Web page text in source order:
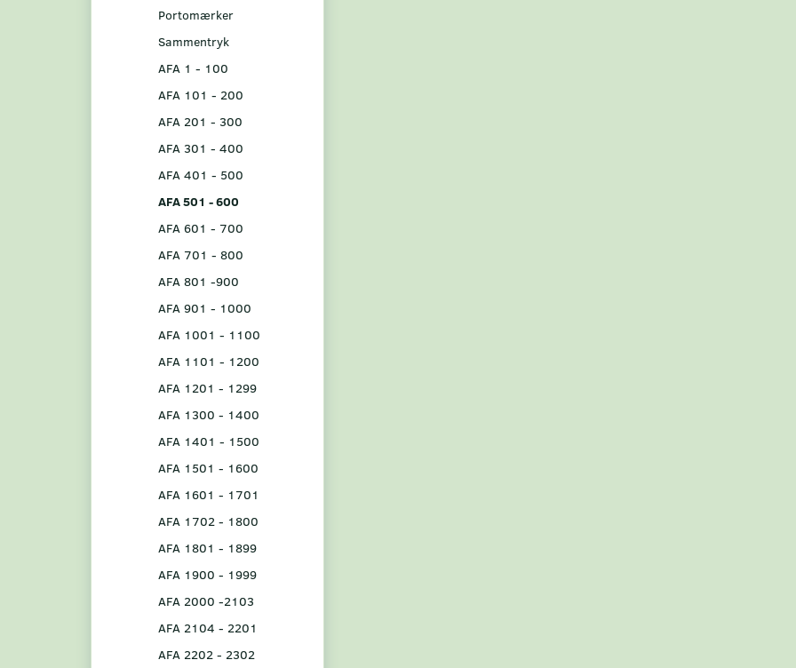
Portomærker
Sammentryk
AFA 1 - 100
AFA 101 - 200
AFA 201 - 300
AFA 301 - 400
AFA 401 - 500
AFA 501 - 600
AFA 601 - 700
AFA 701 - 800
AFA 801 -900
AFA 901 - 1000
AFA 1001 - 1100
AFA 1101 - 1200
AFA 1201 - 1299
AFA 1300 - 1400
AFA 1401 - 1500
AFA 1501 - 1600
AFA 1601 - 1701
AFA 1702 - 1800
AFA 1801 - 1899
AFA 1900 - 1999
AFA 2000 -2103
AFA 2104 - 2201
AFA 2202 - 2302